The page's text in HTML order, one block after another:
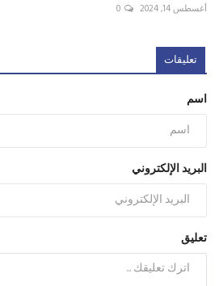
أغسطس 14, 2024 0
تعليقات
اسم
البريد الإلكتروني
تعليق